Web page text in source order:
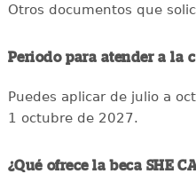
Otros documentos que
Periodo para atender a la
Puedes aplicar de julio a
1 octubre de 2027.
¿Qué ofrece la beca SHE